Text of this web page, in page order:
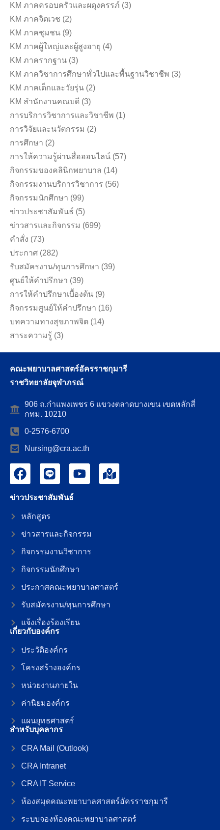
KM ภาคครอบครัวและผดุงครรภ์ (3)
KM ภาคจิตเวช (2)
KM ภาคชุมชน (9)
KM ภาคผู้ใหญ่และผู้สูงอายุ (4)
KM ภาครากฐาน (3)
KM ภาควิชาการศึกษาทั่วไปและพื้นฐานวิชาชีพ (3)
KM ภาคเด็กและวัยรุ่น (2)
KM สำนักงานคณบดี (3)
การบริการวิชาการและวิชาชีพ (1)
การวิจัยและนวัตกรรม (2)
การศึกษา (2)
การให้ความรู้ผ่านสื่อออนไลน์ (57)
กิจกรรมของคลินิกพยาบาล (14)
กิจกรรมงานบริการวิชาการ (56)
กิจกรรมนักศึกษา (99)
ข่าวประชาสัมพันธ์ (5)
ข่าวสารและกิจกรรม (699)
คำสั่ง (73)
ประกาศ (282)
รับสมัครงาน/ทุนการศึกษา (39)
ศูนย์ให้คำปรึกษา (39)
การให้คำปรึกษาเบื้องต้น (9)
กิจกรรมศูนย์ให้คำปรึกษา (16)
บทความทางสุขภาพจิต (14)
สาระความรู้ (3)
คณะพยาบาลศาสตร์อัครราชกุมารี
ราชวิทยาลัยจุฬาภรณ์
906 ถ.กำแพงเพชร 6 แขวงตลาดบางเขน เขตหลักสี่
กทม. 10210
0-2576-6700
Nursing@cra.ac.th
ข่าวประชาสัมพันธ์
หลักสูตร
ข่าวสารและกิจกรรม
กิจกรรมงานวิชาการ
กิจกรรมนักศึกษา
ประกาศคณะพยาบาลศาสตร์
รับสมัครงาน/ทุนการศึกษา
แจ้งเรื่องร้องเรียน
เกี่ยวกับองค์กร
ประวัติองค์กร
โครงสร้างองค์กร
หน่วยงานภายใน
ค่านิยมองค์กร
แผนยุทธศาสตร์
สำหรับบุคลากร
CRA Mail (Outlook)
CRA Intranet
CRA IT Service
ห้องสมุดคณะพยาบาลศาสตร์อัครราชกุมารี
ระบบจองห้องคณะพยาบาลศาสตร์